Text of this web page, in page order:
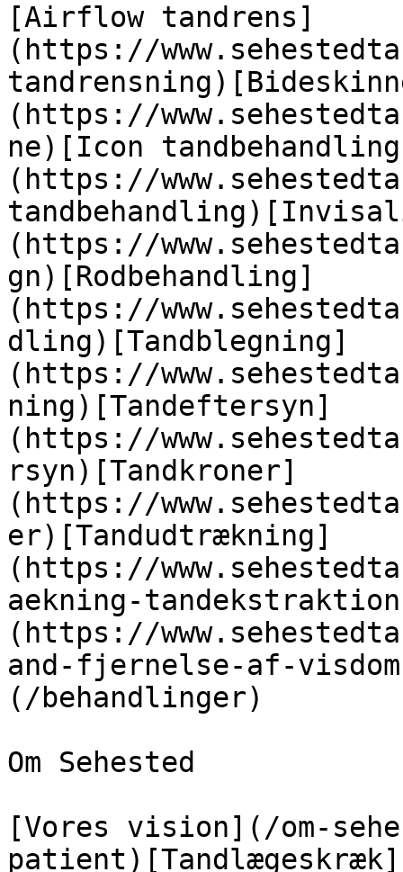
[Airflow tandrens]
(https://
(https://
ne)[Icon
(https://
(https://
gn)[Rodbehandling]
(https://
dling)[Tandblegning]
(https://
ning)[Tandeftersyn]
(https://
rsyn)[Tandkroner]
(https://
er)[Tandudtrækning]
(https://
aekning-
(https://
and-fjernelse-af-
(/behandlinger)
Om Sehested
[Vores vision](/om-